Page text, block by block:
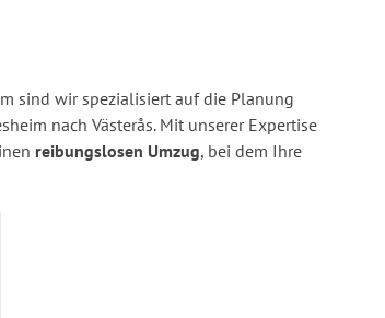
sind wir spezialisiert auf die Planung
nach Västerås. Mit unserer Expertise
reibungslosen Umzug, bei dem Ihre